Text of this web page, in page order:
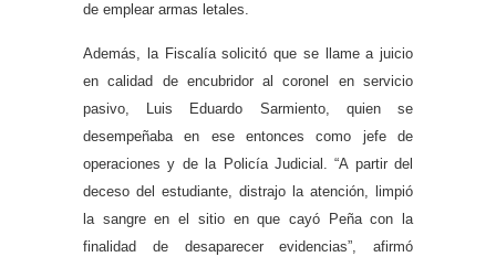
de emplear armas letales.
Además, la Fiscalía solicitó que se llame a juicio
en calidad de encubridor al coronel en servicio
pasivo, Luis Eduardo Sarmiento, quien se
desempeñaba en ese entonces como jefe de
operaciones y de la Policía Judicial. “A partir del
deceso del estudiante, distrajo la atención, limpió
la sangre en el sitio en que cayó Peña con la
finalidad de desaparecer evidencias”, afirmó